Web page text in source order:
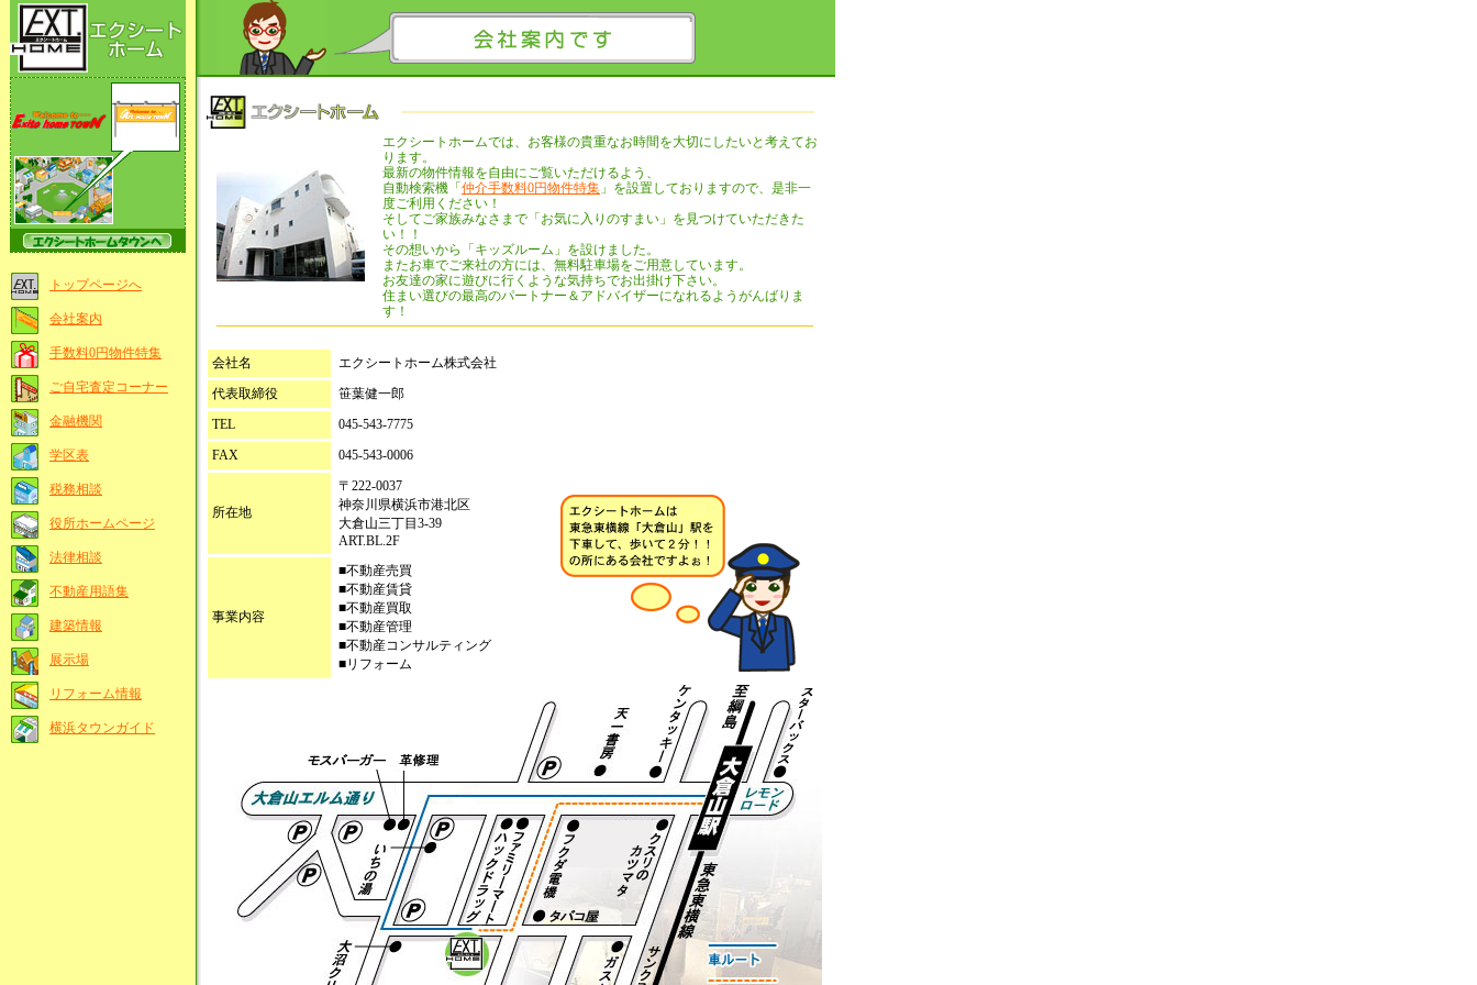
トップページへ
会社案内
手数料0円物件特集
ご自宅査定コーナー
金融機関
学区表
税務相談
役所ホームページ
法律相談
不動産用語集
建築情報
展示場
リフォーム情報
横浜タウンガイド
エクシートホームでは、お客様の貴重なお時間を大切にしたいと考えてお
ります。
最新の物件情報を自由にご覧いただけるよう、
自動検索機「 仲介手数料0円物件特集 」を設置しておりますので、是非一
度ご利用ください！
そしてご家族みなさまで「お気に入りのすまい」を見つけていただきた
い！！
その想いから「キッズルーム」を設けました。
またお車でご来社の方には、無料駐車場をご用意しています。
お友達の家に遊びに行くような気持ちでお出掛け下さい。
住まい選びの最高のパートナー＆アドバイザーになれるようがんばりま
す！
会社名
エクシートホーム株式会社
代表取締役
笹葉健一郎
TEL
045-543-7775
FAX
045-543-0006
所在地
〒222-0037
神奈川県横浜市港北区
大倉山三丁目3-39
ART.BL.2F
事業内容
■不動産売買
■不動産賃貸
■不動産買取
■不動産管理
■不動産コンサルティング
■リフォーム